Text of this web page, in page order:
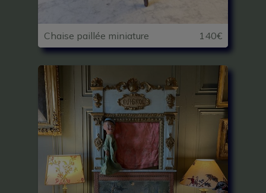
Chaise paillée miniature 140€